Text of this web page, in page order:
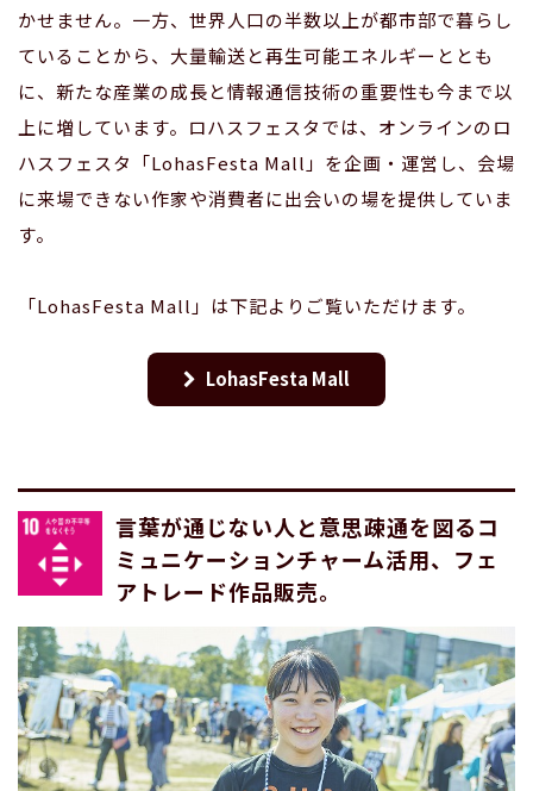
かせません。一方、世界人口の半数以上が都市部で暮らし
ていることから、大量輸送と再生可能エネルギーととも
に、新たな産業の成長と情報通信技術の重要性も今まで以
上に増しています。ロハスフェスタでは、オンラインのロ
ハスフェスタ「LohasFesta Mall」を企画・運営し、会場
に来場できない作家や消費者に出会いの場を提供していま
す。
「LohasFesta Mall」は下記よりご覧いただけます。
LohasFesta Mall
言葉が通じない人と意思疎通を図るコ
ミュニケーションチャーム活用、フェ
アトレード作品販売。